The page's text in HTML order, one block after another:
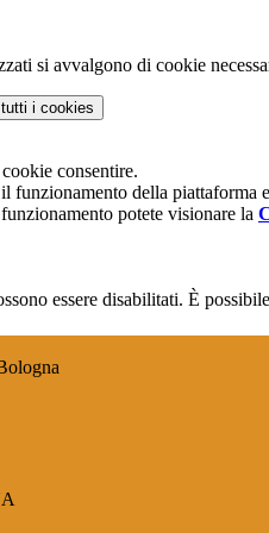
si avvalgono di cookie
i cookies
consentire.
funzionamento della piattaforma
potete visionare la
essere disabilitati. È